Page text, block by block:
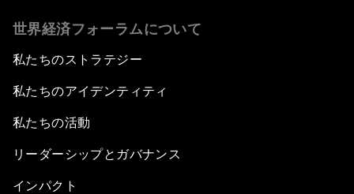
世界経済フォーラムについて
私たちのストラテジー
私たちのアイデンティティ
私たちの活動
リーダーシップとガバナンス
インパクト